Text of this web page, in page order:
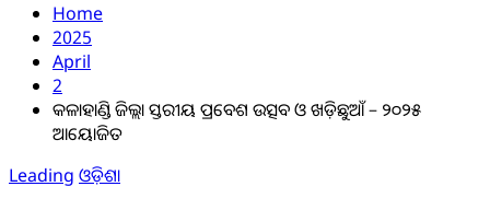
Home
2025
April
2
କଳାହାଣ୍ଡି ଜିଲ୍ଲା ସ୍ତରୀୟ ପ୍ରବେଶ ଉତ୍ସବ ଓ ଖଡ଼ିଛୁଆଁ – ୨୦୨୫
ଆୟୋଜିତ
Leading ଓଡ଼ିଶା